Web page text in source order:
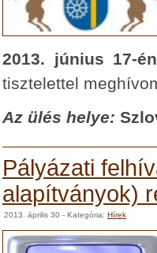
2013. június 17-
tisztelettel
Az ülés helye:
Pályázati
alapítványok)
2013. április 30 - Kategória: Hírek